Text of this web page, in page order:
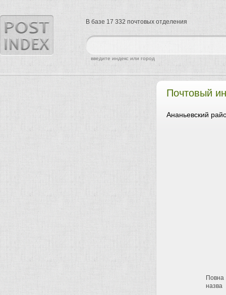
Почтовый
Ананьевский
Повна
назва
найти
введите индекс или город
В базе 17 332 почтовых отделения